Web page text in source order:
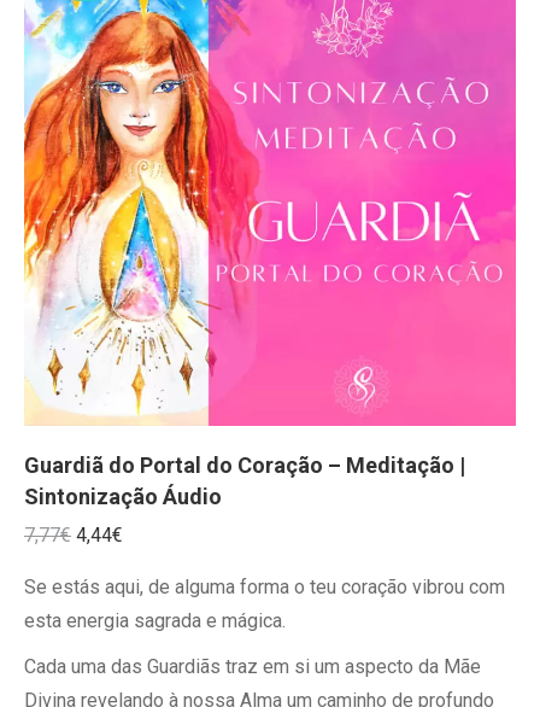
Guardiã do Portal do Coração – Meditação |
Sintonização Áudio
7,77€ O
original
era:
7,77€.
4,44€
atual
é:
4,44€.
Se estás aqui, de alguma forma o teu coração vibrou com
esta energia sagrada e mágica.
Cada uma das Guardiãs traz em si um aspecto da Mãe
Divina revelando à nossa Alma um caminho de profundo